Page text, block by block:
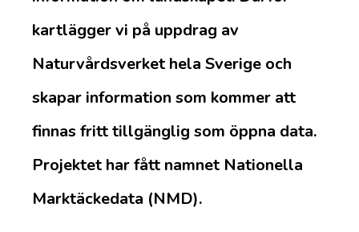
kartlägger vi på uppdrag av
Naturvårdsverket hela Sverige och
skapar information som kommer att
finnas fritt tillgänglig som öppna data.
Projektet har fått namnet Nationella
Marktäckedata (NMD).